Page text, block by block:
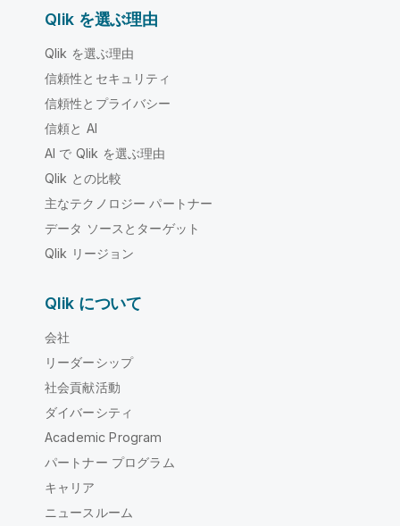
Qlik を選ぶ理由
Qlik を選ぶ理由
信頼性とセキュリティ
信頼性とプライバシー
信頼と AI
AI で Qlik を選ぶ理由
Qlik との比較
主なテクノロジー パートナー
データ ソースとターゲット
Qlik リージョン
Qlik について
会社
リーダーシップ
社会貢献活動
ダイバーシティ
Academic Program
パートナー プログラム
キャリア
ニュースルーム